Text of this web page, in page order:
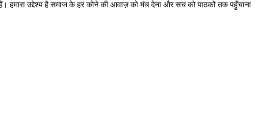
हमारा उद्देश्य है समाज के हर कोने की आवाज़ को मंच देना और सच को पाठकों तक पहुँचाना